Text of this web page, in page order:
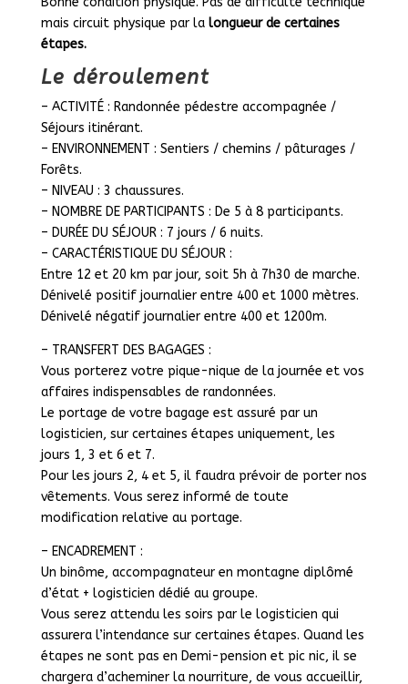
mais circuit physique par la longueur de certaines
étapes.
Le déroulement
– ACTIVITÉ : Randonnée pédestre accompagnée /
Séjours itinérant.
– ENVIRONNEMENT : Sentiers / chemins / pâturages /
Forêts.
– NIVEAU : 3 chaussures.
– NOMBRE DE PARTICIPANTS : De 5 à 8 participants.
– DURÉE DU SÉJOUR : 7 jours / 6 nuits.
– CARACTÉRISTIQUE DU SÉJOUR :
Entre 12 et 20 km par jour, soit 5h à 7h30 de marche.
Dénivelé positif journalier entre 400 et 1000 mètres.
Dénivelé négatif journalier entre 400 et 1200m.
– TRANSFERT DES BAGAGES :
Vous porterez votre pique-nique de la journée et vos
affaires indispensables de randonnées.
Le portage de votre bagage est assuré par un
logisticien, sur certaines étapes uniquement, les
jours 1, 3 et 6 et 7.
Pour les jours 2, 4 et 5, il faudra prévoir de porter nos
vêtements. Vous serez informé de toute
modification relative au portage.
– ENCADREMENT :
Un binôme, accompagnateur en montagne diplômé
d’état + logisticien dédié au groupe.
Vous serez attendu les soirs par le logisticien qui
assurera l’intendance sur certaines étapes. Quand les
étapes ne sont pas en Demi-pension et pic nic, il se
chargera d’acheminer la nourriture, de vous accueillir,